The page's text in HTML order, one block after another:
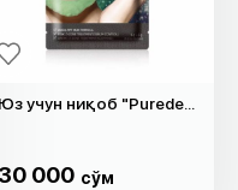
30 000 cўм